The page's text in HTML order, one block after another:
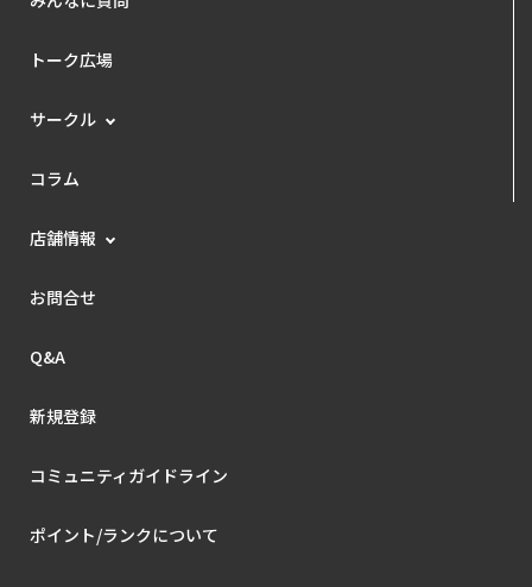
トーク広場
サークル
コラム
店舗情報
お問合せ
Q&A
新規登録
コミュニティガイドライン
ポイント/ランクについて